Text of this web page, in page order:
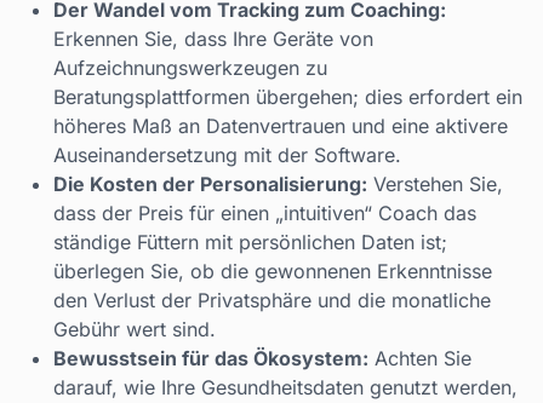
Der Wandel vom Tracking zum Coaching:
Erkennen Sie, dass Ihre Geräte von
Aufzeichnungswerkzeugen zu
Beratungsplattformen übergehen; dies erfordert ein
höheres Maß an Datenvertrauen und eine aktivere
Auseinandersetzung mit der Software.
Die Kosten der Personalisierung: Verstehen Sie,
dass der Preis für einen „intuitiven“ Coach das
ständige Füttern mit persönlichen Daten ist;
überlegen Sie, ob die gewonnenen Erkenntnisse
den Verlust der Privatsphäre und die monatliche
Gebühr wert sind.
Bewusstsein für das Ökosystem: Achten Sie
darauf, wie Ihre Gesundheitsdaten genutzt werden,